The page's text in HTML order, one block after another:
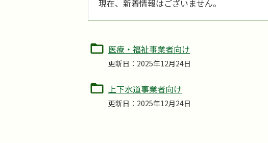
現在、新着情報はございません。
医療・福祉事業者向け
更新日：2025年12月24日
上下水道事業者向け
更新日：2025年12月24日